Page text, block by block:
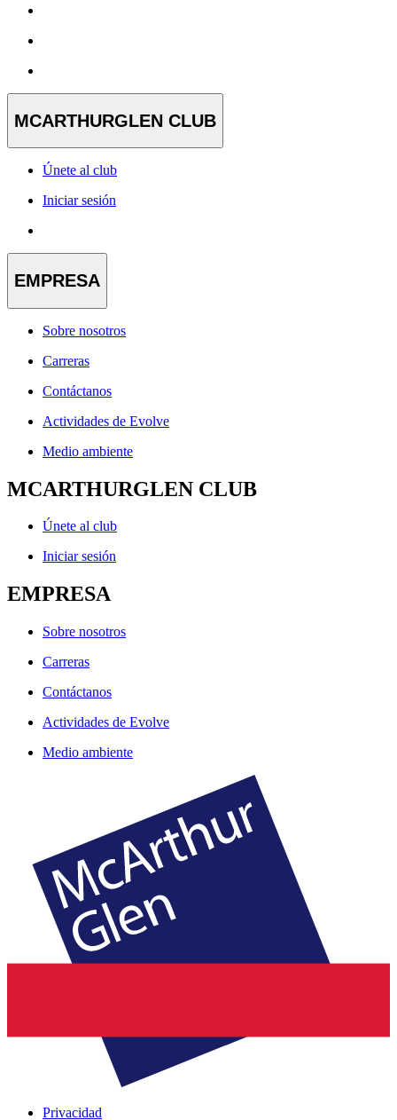
MCARTHURGLEN CLUB
Únete al club
Iniciar sesión
EMPRESA
Sobre nosotros
Carreras
Contáctanos
Actividades de Evolve
Medio ambiente
MCARTHURGLEN CLUB
Únete al club
Iniciar sesión
EMPRESA
Sobre nosotros
Carreras
Contáctanos
Actividades de Evolve
Medio ambiente
Privacidad